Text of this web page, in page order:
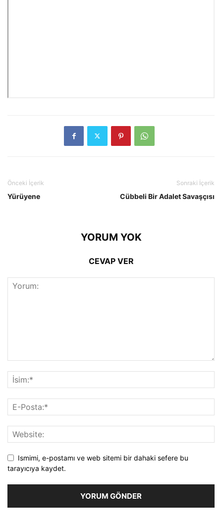
Önceki İçerik
Yürüyene
Sonraki İçerik
Cübbeli Bir Adalet Savaşçısı
YORUM YOK
CEVAP VER
Ismimi, e-postamı ve web sitemi bir dahaki sefere bu
tarayıcıya kaydet.